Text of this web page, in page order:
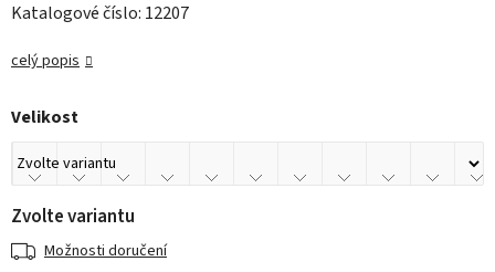
Katalogové číslo: 12207
celý popis
Velikost
Zvolte variantu
Možnosti doručení